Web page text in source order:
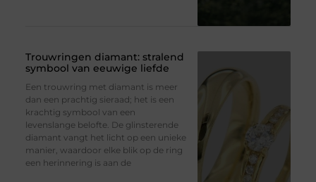
Trouwringen diamant: stralend
symbool van eeuwige liefde
Een trouwring met diamant is meer
dan een prachtig sieraad; het is een
krachtig symbool van een
levenslange belofte. De glinsterende
diamant vangt het licht op een unieke
manier, waardoor elke blik op de ring
een herinnering is aan de